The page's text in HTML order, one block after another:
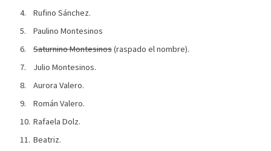
Rufino Sánchez.
Paulino Montesinos
Saturnino Montesinos(raspado el nombre).
Julio Montesinos.
Aurora Valero.
Román Valero.
Rafaela Dolz.
Beatriz.